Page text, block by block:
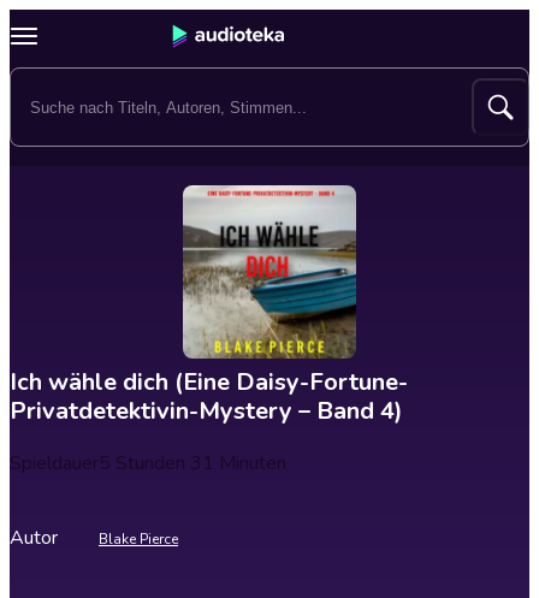
Ich wähle dich (Eine Daisy-Fortune-
Privatdetektivin-Mystery – Band 4)
Spieldauer5 Stunden 31 Minuten
Autor Blake Pierce